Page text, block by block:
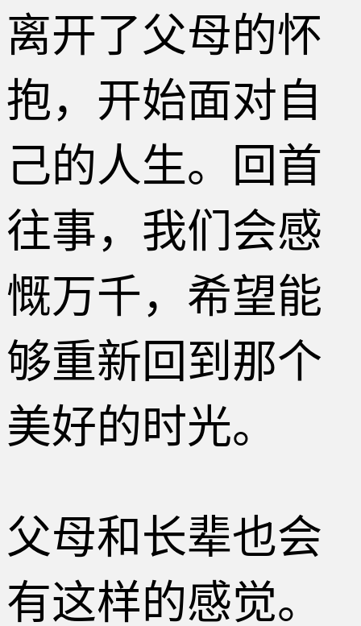
离开了父母的怀
抱，开始面对自
己的人生。回首
往事，我们会感
慨万千，希望能
够重新回到那个
美好的时光。
父母和长辈也会
有这样的感觉。